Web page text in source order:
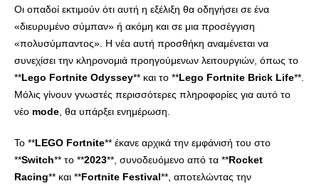
Οι οπαδοί εκτιμούν ότι αυτή η εξέλιξη θα οδηγήσει σε ένα
«διευρυμένο σύμπαν» ή ακόμη και σε μια προσέγγιση
«πολυσύμπαντος». Η νέα αυτή προσθήκη αναμένεται να
συνεχίσει την κληρονομιά προηγούμενων λειτουργιών, όπως το
**Lego Fortnite Odyssey** και το **Lego Fortnite Brick Life**.
Μόλις γίνουν γνωστές περισσότερες πληροφορίες για αυτό το
νέο mode , θα υπάρξει ενημέρωση.
Το **LEGO Fortnite** έκανε αρχικά την εμφάνισή του στο
**Switch** το **2023**, συνοδευόμενο από τα **Rocket
Racing** και **Fortnite Festival**, αποτελώντας την